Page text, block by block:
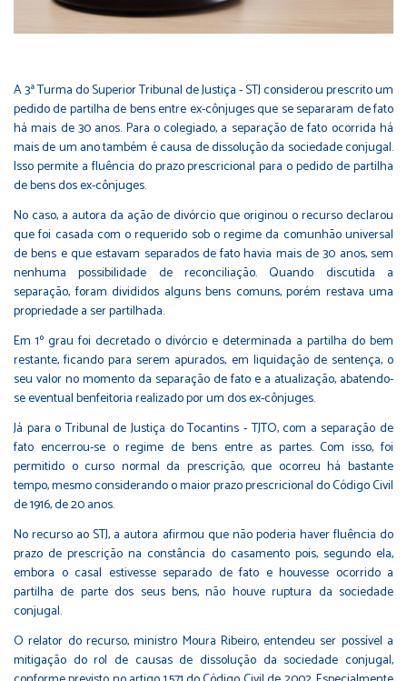
A 3ª Turma do Superior Tribunal de Justiça - STJ considerou prescrito um
pedido de partilha de bens entre ex-cônjuges que se separaram de fato
há mais de 30 anos. Para o colegiado, a separação de fato ocorrida há
mais de um ano também é causa de dissolução da sociedade conjugal.
Isso permite a fluência do prazo prescricional para o pedido de partilha
de bens dos ex-cônjuges.
No caso, a autora da ação de divórcio que originou o recurso declarou
que foi casada com o requerido sob o regime da comunhão universal
de bens e que estavam separados de fato havia mais de 30 anos, sem
nenhuma possibilidade de reconciliação. Quando discutida a
separação, foram divididos alguns bens comuns, porém restava uma
propriedade a ser partilhada.
Em 1º grau foi decretado o divórcio e determinada a partilha do bem
restante, ficando para serem apurados, em liquidação de sentença, o
seu valor no momento da separação de fato e a atualização, abatendo-
se eventual benfeitoria realizado por um dos ex-cônjuges.
Já para o Tribunal de Justiça do Tocantins - TJTO, com a separação de
fato encerrou-se o regime de bens entre as partes. Com isso, foi
permitido o curso normal da prescrição, que ocorreu há bastante
tempo, mesmo considerando o maior prazo prescricional do Código Civil
de 1916, de 20 anos.
No recurso ao STJ, a autora afirmou que não poderia haver fluência do
prazo de prescrição na constância do casamento pois, segundo ela,
embora o casal estivesse separado de fato e houvesse ocorrido a
partilha de parte dos seus bens, não houve ruptura da sociedade
conjugal.
O relator do recurso, ministro Moura Ribeiro, entendeu ser possível a
mitigação do rol de causas de dissolução da sociedade conjugal,